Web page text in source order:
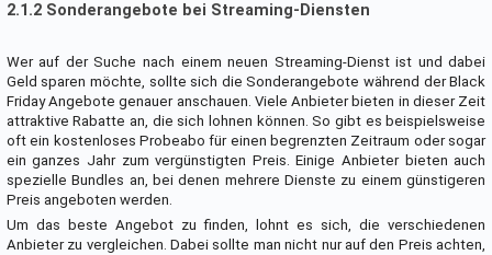
2.1.2 Sonderangebote bei Streaming-Diensten
Wer auf der Suche nach einem neuen Streaming-Dienst ist und dabei
Geld sparen möchte, sollte sich die Sonderangebote während der Black
Friday Angebote genauer anschauen. Viele Anbieter bieten in dieser Zeit
attraktive Rabatte an, die sich lohnen können. So gibt es beispielsweise
oft ein kostenloses Probeabo für einen begrenzten Zeitraum oder sogar
ein ganzes Jahr zum vergünstigten Preis. Einige Anbieter bieten auch
spezielle Bundles an, bei denen mehrere Dienste zu einem günstigeren
Preis angeboten werden.
Um das beste Angebot zu finden, lohnt es sich, die verschiedenen
Anbieter zu vergleichen. Dabei sollte man nicht nur auf den Preis achten,